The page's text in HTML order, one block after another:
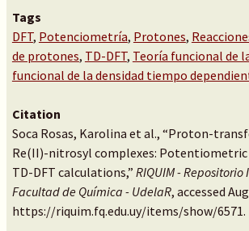
Tags
DFT, Potenciometría, Protones,
de protones, TD-DFT, Teoría funcional de
funcional de la densidad tiempo
Citation
Soca Rosas, Karolina et al., “Proton-
Re(II)-nitrosyl complexes: Potentiometric
TD-DFT calculations,” RIQUIM -
Facultad de Química - UdelaR, accessed
https://riquim.fq.edu.uy/items/show/6571.